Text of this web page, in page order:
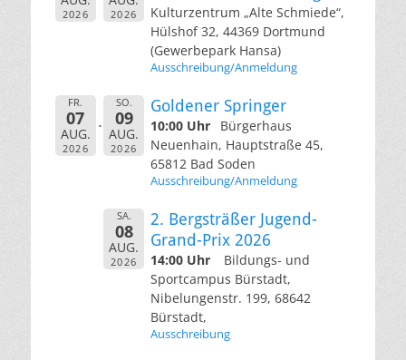
2026 2026
Kulturzentrum „Alte Schmiede“,
Hülshof 32, 44369 Dortmund
(Gewerbepark Hansa)
Ausschreibung/Anmeldung
FR.
07
AUG.
2026
SO.
09
AUG.
2026
Goldener Springer
10:00 Uhr
Bürgerhaus
Neuenhain, Hauptstraße 45,
65812 Bad Soden
Ausschreibung/Anmeldung
SA.
08
AUG.
2026
2. Bergsträßer Jugend-
Grand-Prix 2026
14:00 Uhr
Bildungs- und
Sportcampus Bürstadt,
Nibelungenstr. 199, 68642
Bürstadt,
Ausschreibung